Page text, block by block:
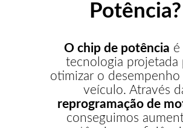
Potência?
O chip de potência é
tecnologia projetada
otimizar o desempenho
veículo. Através
reprogramação de
conseguimos